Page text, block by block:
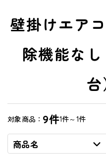
壁掛けエア
除機能な
台
対象商品： 9件1件～1件
商品名